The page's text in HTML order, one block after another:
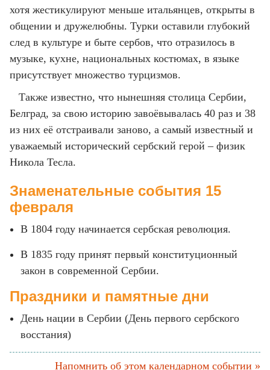
хотя жестикулируют меньше итальянцев, открыты в
общении и дружелюбны. Турки оставили глубокий
след в культуре и быте сербов, что отразилось в
музыке, кухне, национальных костюмах, в языке
присутствует множество турцизмов.
Также известно, что нынешняя столица Сербии,
Белград, за свою историю завоёвывалась 40 раз и 38
из них её отстраивали заново, а самый известный и
уважаемый исторический сербский герой – физик
Никола Тесла.
Знаменательные события 15
февраля
В 1804 году начинается сербская революция.
В 1835 году принят первый конституционный
закон в современной Сербии.
Праздники и памятные дни
День нации в Сербии (День первого сербского
восстания)
Напомнить об этом календарном событии »